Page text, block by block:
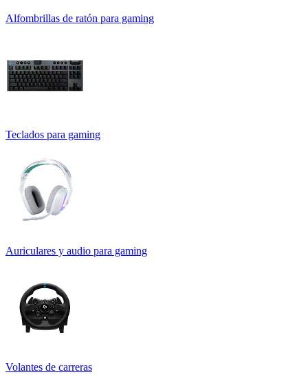
Alfombrillas de ratón para gaming
Teclados para gaming
Auriculares y audio para gaming
Volantes de carreras